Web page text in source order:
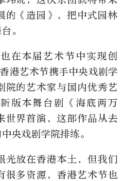
的《造园》，把中式园林
。
在本届艺术节中实现创
港艺术节携手中央戏剧学
院的艺术家与国内优秀艺
版本舞台剧《海底两万
世界首演，这部作品从去
央戏剧学院排练。
光放在香港本土，但我们
很多资源，香港艺术节也